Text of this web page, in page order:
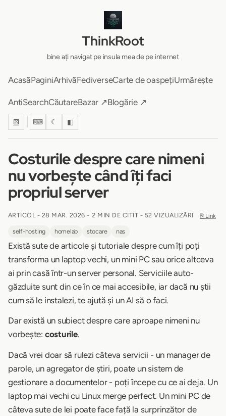
ThinkRoot
bine ați navigat pe insula mea de pe internet
AcasăPaginiArhivăFediverseCarte de oaspețiUrmărește
AntiSearchCăutareBazar ↗Blogărie ↗
⚄ ⌨ ☾ ◧
Costurile despre care nimeni
nu vorbește când îți faci
propriul server
ARTICOL - 28 MAR. 2026 - 2 MIN DE CITIT - 52 VIZUALIZĂRI ⎘ Link
self-hosting homelab stocare nas
Există sute de articole și tutoriale despre cum îți poți
transforma un laptop vechi, un mini PC sau orice altceva
ai prin casă într-un server personal. Serviciile auto-
găzduite sunt din ce în ce mai accesibile, iar dacă nu știi
cum să le instalezi, te ajută și un AI să o faci.
Dar există un subiect despre care aproape nimeni nu
vorbește: costurile.
Dacă vrei doar să rulezi câteva servicii - un manager de
parole, un agregator de știri, poate un sistem de
gestionare a documentelor - poți începe cu ce ai deja. Un
laptop mai vechi cu Linux merge perfect. Un mini PC de
câteva sute de lei poate face față la surprinzător de